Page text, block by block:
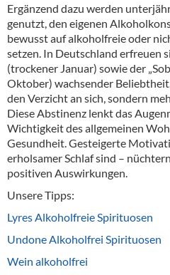
Ergänzend dazu werden
genutzt, den eigenen
bewusst auf alkoholfreie oder
setzen. In Deutschland erfreuen
(trockener Januar) sowie der
Oktober) wachsender
den Verzicht an sich, sondern
Diese Abstinenz lenkt das
Wichtigkeit des allgemeinen
Gesundheit. Gesteigerte
erholsamer Schlaf sind –
positiven Auswirkungen.
Unsere Tipps:
Lyres Alkoholfreie Spirituosen
Undone Alkoholfrei Spirituosen
Wein alkoholfrei